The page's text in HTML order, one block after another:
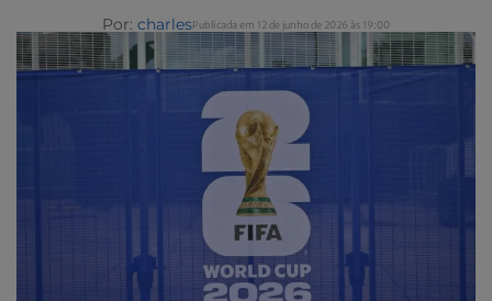
Por: charlesPublicada em 12 de junho de 2026 às 19:00